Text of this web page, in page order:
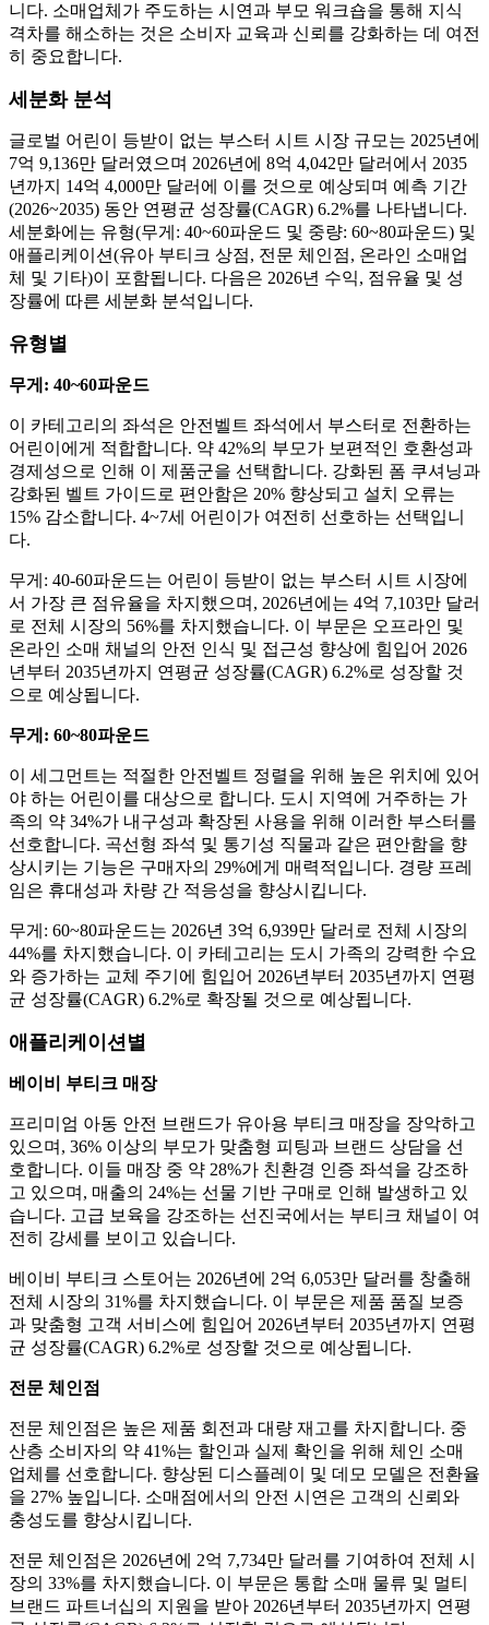
니다. 소매업체가 주도하는 시연과 부모 워크숍을 통해 지식
격차를 해소하는 것은 소비자 교육과 신뢰를 강화하는 데 여전
히 중요합니다.
세분화 분석
글로벌 어린이 등받이 없는 부스터 시트 시장 규모는 2025년에
7억 9,136만 달러였으며 2026년에 8억 4,042만 달러에서 2035
년까지 14억 4,000만 달러에 이를 것으로 예상되며 예측 기간
(2026~2035) 동안 연평균 성장률(CAGR) 6.2%를 나타냅니다.
세분화에는 유형(무게: 40~60파운드 및 중량: 60~80파운드) 및
애플리케이션(유아 부티크 상점, 전문 체인점, 온라인 소매업
체 및 기타)이 포함됩니다. 다음은 2026년 수익, 점유율 및 성
장률에 따른 세분화 분석입니다.
유형별
무게: 40~60파운드
이 카테고리의 좌석은 안전벨트 좌석에서 부스터로 전환하는
어린이에게 적합합니다. 약 42%의 부모가 보편적인 호환성과
경제성으로 인해 이 제품군을 선택합니다. 강화된 폼 쿠셔닝과
강화된 벨트 가이드로 편안함은 20% 향상되고 설치 오류는
15% 감소합니다. 4~7세 어린이가 여전히 선호하는 선택입니
다.
무게: 40-60파운드는 어린이 등받이 없는 부스터 시트 시장에
서 가장 큰 점유율을 차지했으며, 2026년에는 4억 7,103만 달러
로 전체 시장의 56%를 차지했습니다. 이 부문은 오프라인 및
온라인 소매 채널의 안전 인식 및 접근성 향상에 힘입어 2026
년부터 2035년까지 연평균 성장률(CAGR) 6.2%로 성장할 것
으로 예상됩니다.
무게: 60~80파운드
이 세그먼트는 적절한 안전벨트 정렬을 위해 높은 위치에 있어
야 하는 어린이를 대상으로 합니다. 도시 지역에 거주하는 가
족의 약 34%가 내구성과 확장된 사용을 위해 이러한 부스터를
선호합니다. 곡선형 좌석 및 통기성 직물과 같은 편안함을 향
상시키는 기능은 구매자의 29%에게 매력적입니다. 경량 프레
임은 휴대성과 차량 간 적응성을 향상시킵니다.
무게: 60~80파운드는 2026년 3억 6,939만 달러로 전체 시장의
44%를 차지했습니다. 이 카테고리는 도시 가족의 강력한 수요
와 증가하는 교체 주기에 힘입어 2026년부터 2035년까지 연평
균 성장률(CAGR) 6.2%로 확장될 것으로 예상됩니다.
애플리케이션별
베이비 부티크 매장
프리미엄 아동 안전 브랜드가 유아용 부티크 매장을 장악하고
있으며, 36% 이상의 부모가 맞춤형 피팅과 브랜드 상담을 선
호합니다. 이들 매장 중 약 28%가 친환경 인증 좌석을 강조하
고 있으며, 매출의 24%는 선물 기반 구매로 인해 발생하고 있
습니다. 고급 보육을 강조하는 선진국에서는 부티크 채널이 여
전히 강세를 보이고 있습니다.
베이비 부티크 스토어는 2026년에 2억 6,053만 달러를 창출해
전체 시장의 31%를 차지했습니다. 이 부문은 제품 품질 보증
과 맞춤형 고객 서비스에 힘입어 2026년부터 2035년까지 연평
균 성장률(CAGR) 6.2%로 성장할 것으로 예상됩니다.
전문 체인점
전문 체인점은 높은 제품 회전과 대량 재고를 차지합니다. 중
산층 소비자의 약 41%는 할인과 실제 확인을 위해 체인 소매
업체를 선호합니다. 향상된 디스플레이 및 데모 모델은 전환율
을 27% 높입니다. 소매점에서의 안전 시연은 고객의 신뢰와
충성도를 향상시킵니다.
전문 체인점은 2026년에 2억 7,734만 달러를 기여하여 전체 시
장의 33%를 차지했습니다. 이 부문은 통합 소매 물류 및 멀티
브랜드 파트너십의 지원을 받아 2026년부터 2035년까지 연평